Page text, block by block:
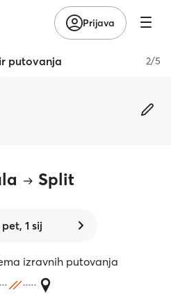
Prijava
putovanja 2/5
Split
pet, 1 sij
izravnih putovanja